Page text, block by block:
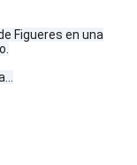
Figueres en una